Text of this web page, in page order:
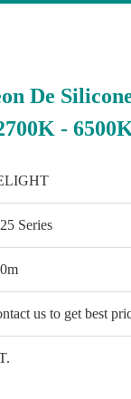
De
-
Series
us to get best